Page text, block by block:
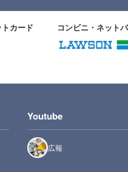
カード コンビニ・ネット
Youtube
広報